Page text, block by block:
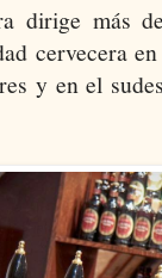
dirige más
cervecera
y en el